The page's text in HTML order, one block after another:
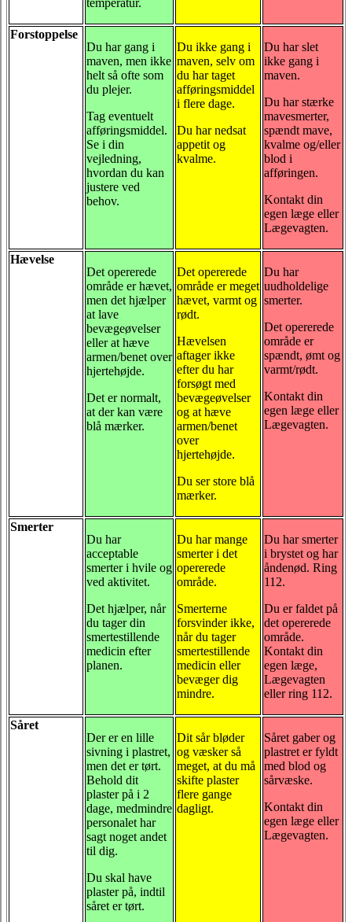
Forstoppelse
Du har gang i
maven, men ikke
helt så ofte som
du plejer.
Tag eventuelt
afføringsmiddel.
Se i din
vejledning,
hvordan du kan
justere ved
behov.
Du ikke gang i
maven, selv om
du har taget
afføringsmiddel
i flere dage.
Du har nedsat
appetit og
kvalme.
Du har slet
ikke gang i
maven.
Du har stærke
mavesmerter,
spændt mave,
kvalme og/eller
blod i
afføringen.
Kontakt din
egen læge eller
Lægevagten.
Hævelse
Det opererede
område er hævet,
men det hjælper
at lave
bevægeøvelser
eller at hæve
armen/benet over
hjertehøjde.
Det er normalt,
at der kan være
blå mærker.
Det opererede
område er meget
hævet, varmt og
rødt.
Hævelsen
aftager ikke
efter du har
forsøgt med
bevægeøvelser
og at hæve
armen/benet
over
hjertehøjde.
Du ser store blå
mærker.
Du har
uudholdelige
smerter.
Det opererede
område er
spændt, ømt og
varmt/rødt.
Kontakt din
egen læge eller
Lægevagten.
Smerter
Du har
acceptable
smerter i hvile og
ved aktivitet.
Det hjælper, når
du tager din
smertestillende
medicin efter
planen.
Du har mange
smerter i det
opererede
område.
Smerterne
forsvinder ikke,
når du tager
smertestillende
medicin eller
bevæger dig
mindre.
Du har smerter
i brystet og har
åndenød. Ring
112.
Du er faldet på
det opererede
område.
Kontakt din
egen læge,
Lægevagten
eller ring 112.
Såret
Der er en lille
sivning i plastret,
men det er tørt.
Behold dit
plaster på i 2
dage, medmindre
personalet har
sagt noget andet
til dig.
Du skal have
plaster på, indtil
såret er tørt.
Dit sår bløder
og væsker så
meget, at du må
skifte plaster
flere gange
dagligt.
Såret gaber og
plastret er fyldt
med blod og
sårvæske.
Kontakt din
egen læge eller
Lægevagten.